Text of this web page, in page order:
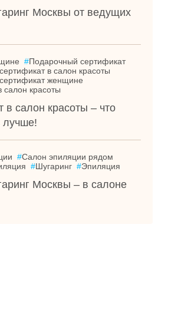
Москвы от ведущих
#Подарочный сертификат
в салон красоты
женщине
салон красоты
в салон красоты – что
лучше!
#Салон эпиляции рядом
#Шугаринг #Эпиляция
Москвы – в салоне